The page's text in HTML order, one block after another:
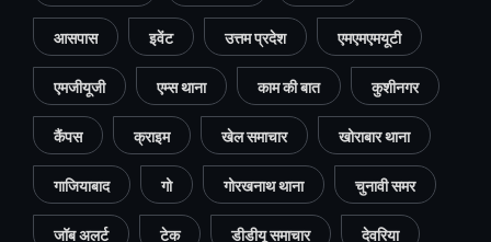
आसपास इवेंट उत्तम प्रदेश एमएमएमयूटी
एमजीयूजी एम्स थाना काम की बात कुशीनगर
कैंपस क्राइम खेल समाचार खोराबार थाना
गाजियाबाद गो गोरखनाथ थाना चुनावी समर
जॉब अलर्ट टेक डीडीयू समाचार देवरिया